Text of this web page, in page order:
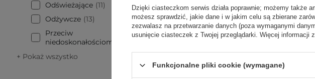
Odświeżające 11
Odżywcze 13
Przeciw
niedoskonałościom
+ Pokaż wszystko
Dzięki ciasteczkom serwis działa poprawnie; możemy także
możesz sprawdzić, jakie dane i w jakim celu są zbierane
zezwalasz na przetwarzanie danych (poza wymaganymi
usunięcie ciasteczek z Twojej przeglądarki. Więcej informacji
Funkcjonalne pliki cookie (wymagane)